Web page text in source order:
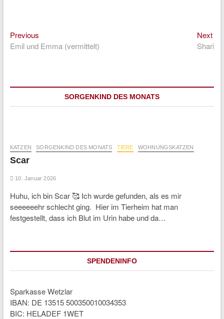
Beitragsnavigation
PreviousPrevious
post:
Emil und Emma (vermittelt)
Next
Shari
SORGENKIND DES MONATS
KATZEN SORGENKIND DES MONATS TIERE WOHNUNGSKATZEN
Scar
10. Januar 2026
Huhu, ich bin Scar 🥰 Ich wurde gefunden, als es mir
seeeeeehr schlecht ging. Hier im Tierheim hat man
festgestellt, dass ich Blut im Urin habe und da…
SPENDENINFO
Sparkasse Wetzlar
IBAN: DE 13515 500350010034353
BIC: HELADEF 1WET